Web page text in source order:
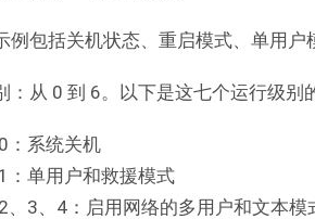
例包括关机状态、重启模式、单用
：从 0 到 6。以下是这七个运行级别
：系统关机
：单用户和救援模式
、3、4：启用网络的多用户和文本模